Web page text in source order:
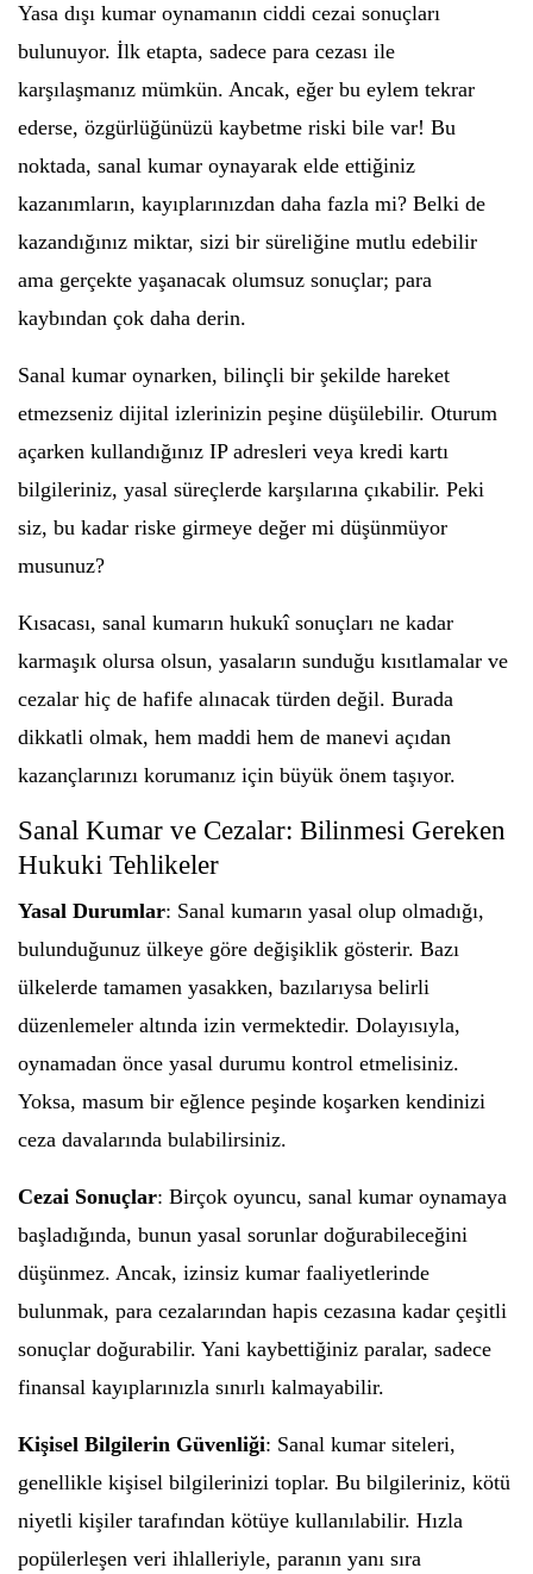
Yasa dışı kumar oynamanın ciddi cezai sonuçları
bulunuyor. İlk etapta, sadece para cezası ile
karşılaşmanız mümkün. Ancak, eğer bu eylem tekrar
ederse, özgürlüğünüzü kaybetme riski bile var! Bu
noktada, sanal kumar oynayarak elde ettiğiniz
kazanımların, kayıplarınızdan daha fazla mi? Belki de
kazandığınız miktar, sizi bir süreliğine mutlu edebilir
ama gerçekte yaşanacak olumsuz sonuçlar; para
kaybından çok daha derin.
Sanal kumar oynarken, bilinçli bir şekilde hareket
etmezseniz dijital izlerinizin peşine düşülebilir. Oturum
açarken kullandığınız IP adresleri veya kredi kartı
bilgileriniz, yasal süreçlerde karşılarına çıkabilir. Peki
siz, bu kadar riske girmeye değer mi düşünmüyor
musunuz?
Kısacası, sanal kumarın hukukî sonuçları ne kadar
karmaşık olursa olsun, yasaların sunduğu kısıtlamalar ve
cezalar hiç de hafife alınacak türden değil. Burada
dikkatli olmak, hem maddi hem de manevi açıdan
kazançlarınızı korumanız için büyük önem taşıyor.
Sanal Kumar ve Cezalar: Bilinmesi Gereken
Hukuki Tehlikeler
Yasal Durumlar: Sanal kumarın yasal olup olmadığı,
bulunduğunuz ülkeye göre değişiklik gösterir. Bazı
ülkelerde tamamen yasakken, bazılarıysa belirli
düzenlemeler altında izin vermektedir. Dolayısıyla,
oynamadan önce yasal durumu kontrol etmelisiniz.
Yoksa, masum bir eğlence peşinde koşarken kendinizi
ceza davalarında bulabilirsiniz.
Cezai Sonuçlar: Birçok oyuncu, sanal kumar oynamaya
başladığında, bunun yasal sorunlar doğurabileceğini
düşünmez. Ancak, izinsiz kumar faaliyetlerinde
bulunmak, para cezalarından hapis cezasına kadar çeşitli
sonuçlar doğurabilir. Yani kaybettiğiniz paralar, sadece
finansal kayıplarınızla sınırlı kalmayabilir.
Kişisel Bilgilerin Güvenliği: Sanal kumar siteleri,
genellikle kişisel bilgilerinizi toplar. Bu bilgileriniz, kötü
niyetli kişiler tarafından kötüye kullanılabilir. Hızla
popülerleşen veri ihlalleriyle, paranın yanı sıra